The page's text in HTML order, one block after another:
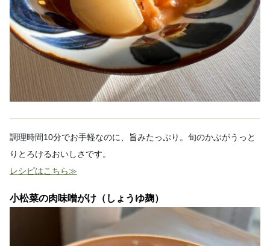
調理時間10分でお手軽なのに、旨みたっぷり。旬のかぶがうっと
りとろけるおいしさです。
レシピはこちら≫
小松菜の肉味噌がけ（しょうゆ麹）